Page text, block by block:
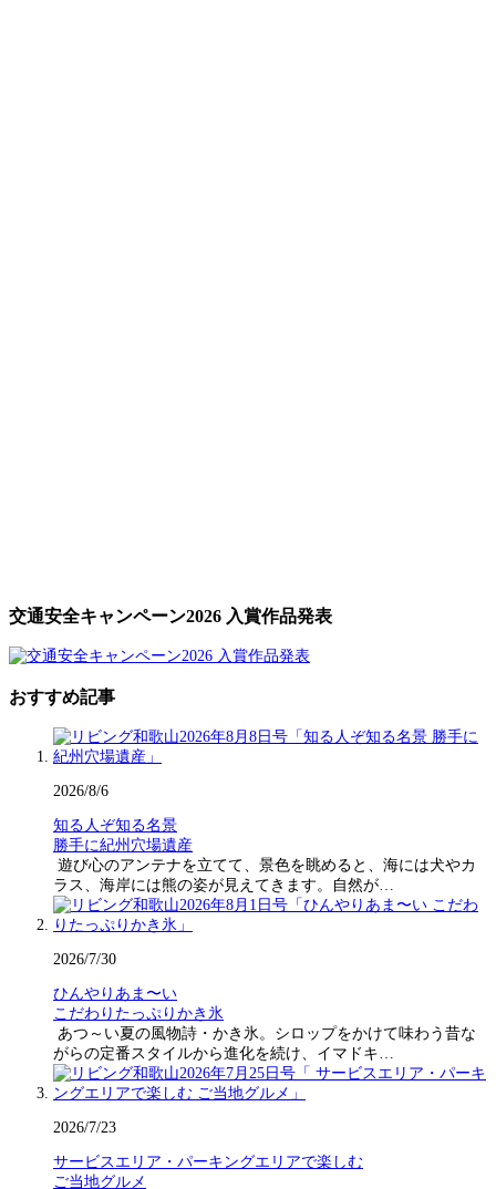
交通安全キャンペーン2026 入賞作品発表
おすすめ記事
2026/8/6
知る人ぞ知る名景
勝手に紀州穴場遺産
遊び心のアンテナを立てて、景色を眺めると、海には犬やカ
ラス、海岸には熊の姿が見えてきます。自然が…
2026/7/30
ひんやりあま〜い
こだわりたっぷりかき氷
あつ～い夏の風物詩・かき氷。シロップをかけて味わう昔な
がらの定番スタイルから進化を続け、イマドキ…
2026/7/23
サービスエリア・パーキングエリアで楽しむ
ご当地グルメ